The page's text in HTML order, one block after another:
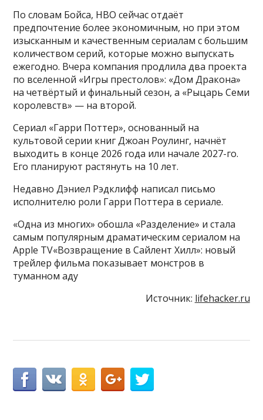
По словам Бойса, HBO сейчас отдаёт
предпочтение более экономичным, но при этом
изысканным и качественным сериалам с большим
количеством серий, которые можно выпускать
ежегодно. Вчера компания продлила два проекта
по вселенной «Игры престолов»: «Дом Дракона»
на четвёртый и финальный сезон, а «Рыцарь Семи
королевств» — на второй.
Сериал «Гарри Поттер», основанный на
культовой серии книг Джоан Роулинг, начнёт
выходить в конце 2026 года или начале 2027-го.
Его планируют растянуть на 10 лет.
Недавно Дэниел Рэдклифф написал письмо
исполнителю роли Гарри Поттера в сериале.
«Одна из многих» обошла «Разделение» и стала
самым популярным драматическим сериалом на
Apple TV«Возвращение в Сайлент Хилл»: новый
трейлер фильма показывает монстров в
туманном аду
Источник: lifehacker.ru